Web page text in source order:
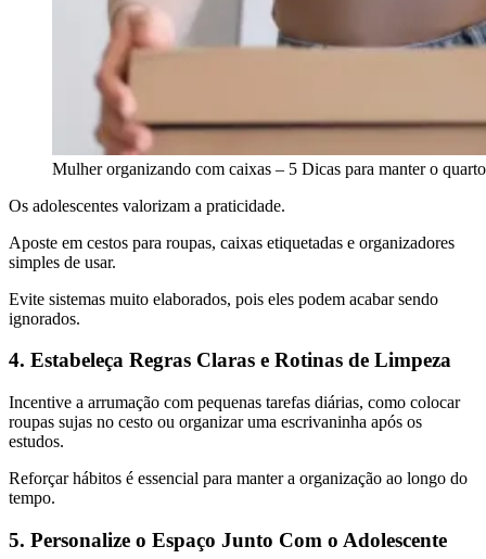
Mulher organizando com caixas – 5 Dicas para manter o
Os adolescentes valorizam a praticidade.
Aposte em cestos para roupas, caixas etiquetadas e organizadores
simples de usar.
Evite sistemas muito elaborados, pois eles podem acabar sendo
ignorados.
4. Estabeleça Regras Claras e Rotinas de Limpeza
Incentive a arrumação com pequenas tarefas diárias, como colocar
roupas sujas no cesto ou organizar uma escrivaninha após os
estudos.
Reforçar hábitos é essencial para manter a organização ao longo do
tempo.
5. Personalize o Espaço Junto Com o Adolescente